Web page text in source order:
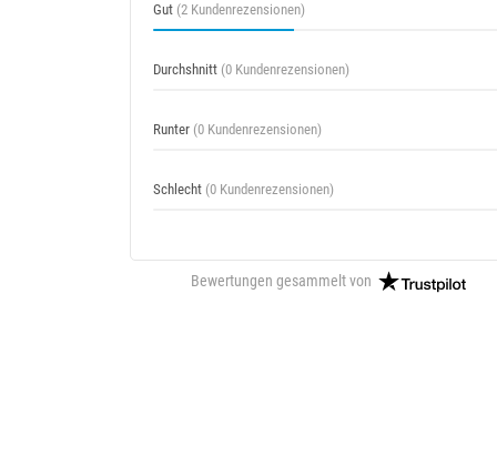
Gut (2 Kundenrezensionen)
Durchshnitt (0 Kundenrezensionen)
Runter (0 Kundenrezensionen)
Schlecht (0 Kundenrezensionen)
Bewertungen gesammelt von